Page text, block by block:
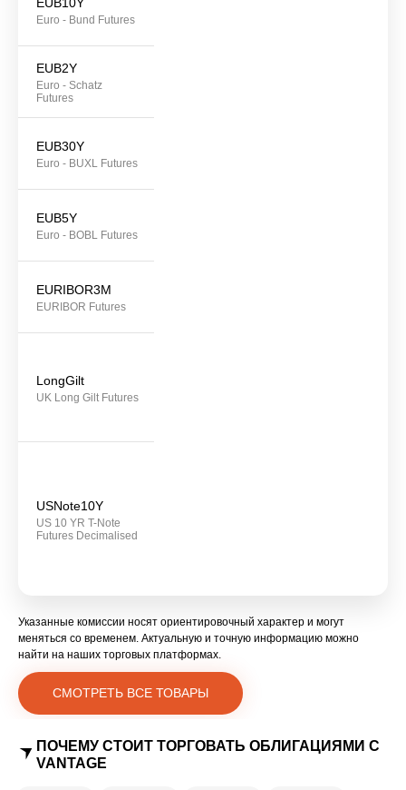
Euro - Bund Futures
EUB2Y
Euro - Schatz
Futures
EUB30Y
Euro - BUXL Futures
EUB5Y
Euro - BOBL Futures
EURIBOR3M
EURIBOR Futures
LongGilt
UK Long Gilt Futures
USNote10Y
US 10 YR T-Note
Futures Decimalised
Указанные комиссии носят ориентировочный характер и могут
меняться со временем. Актуальную и точную информацию можно
найти на наших торговых платформах.
СМОТРЕТЬ ВСЕ ТОВАРЫ
ПОЧЕМУ СТОИТ ТОРГОВАТЬ ОБЛИГАЦИЯМИ С
VANTAGE